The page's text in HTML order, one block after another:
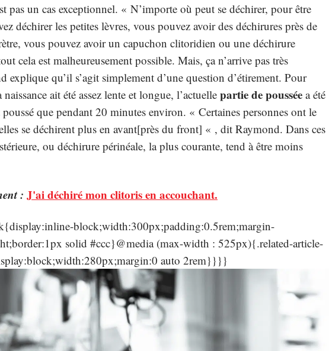
pas un cas exceptionnel. « N’importe où peut se déchirer, pour être
déchirer les petites lèvres, vous pouvez avoir des déchirures près de
vous pouvez avoir un capuchon clitoridien ou une déchirure
cela est malheureusement possible. Mais, ça n’arrive pas très
explique qu’il s’agit simplement d’une question d’étirement. Pour
ait été assez lente et longue, l’actuelle partie de poussée a été
poussé que pendant 20 minutes environ. « Certaines personnes ont le
se déchirent plus en avant[près du front] « , dit Raymond. Dans ces
ou déchirure périnéale, la plus courante, tend à être moins
: J'ai déchiré mon clitoris en accouchant.
block;width:300px;padding:0.5rem;margin-
solid #ccc}@media (max-width : 525px){.related-article-
auto 2rem}}}}